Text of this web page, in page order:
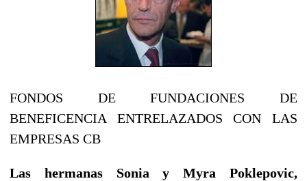
FONDOS DE FUNDACIONES DE
BENEFICENCIA ENTRELAZADOS CON LAS
EMPRESAS CB
Las hermanas Sonia y Myra Poklepovic,